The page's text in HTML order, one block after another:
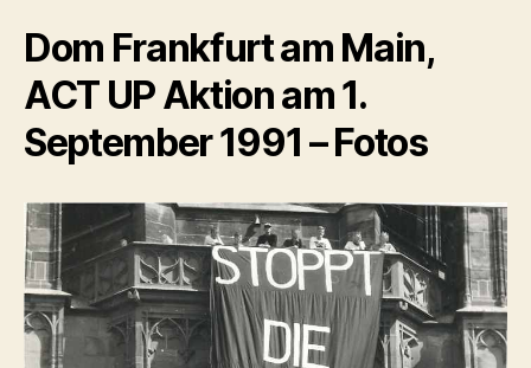
Dom Frankfurt am Main,
ACT UP Aktion am 1.
September 1991 – Fotos